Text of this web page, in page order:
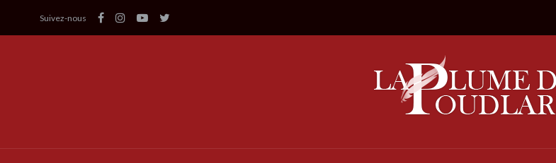
Suivez-nous